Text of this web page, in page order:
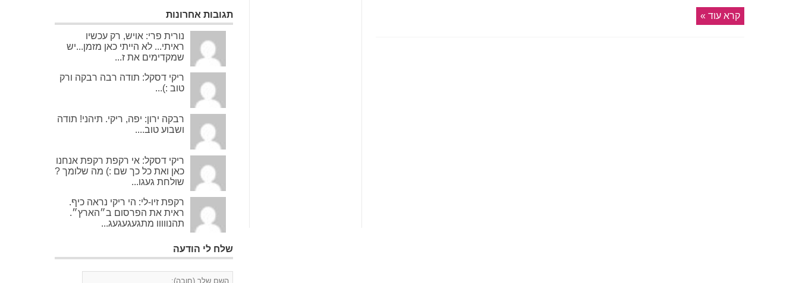
קרא עוד » תגובות אחרונות
נורית פרי: אויש, רק עכשיו
ראיתי... לא הייתי כאן מזמן...יש
שמקדימים את ז...
ריקי דסקל: תודה רבה רבקה ורק
טוב :)...
רבקה ירון: יפה, ריקי. תיהני! תודה
ושבוע טוב....
ריקי דסקל: אי רקפת רקפת אנחנו
כאן ואת כל כך שם :) מה שלומך ?
שולחת געגו...
רקפת זיו-לי: הי ריקי נראה כיף.
ראית את הפרסום ב״הארץ״.
תהנווווו מתגעגעגעג...
שלח לי הודעה